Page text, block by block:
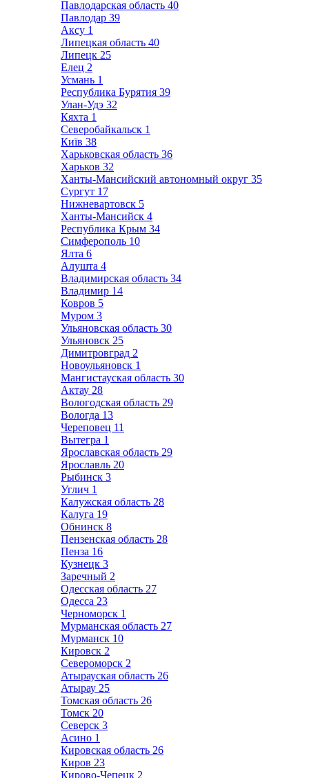
Павлодарская область 40
Павлодар 39
Аксу 1
Липецкая область 40
Липецк 25
Елец 2
Усмань 1
Республика Бурятия 39
Улан-Удэ 32
Кяхта 1
Северобайкальск 1
Київ 38
Харьковская область 36
Харьков 32
Ханты-Мансийский автономный округ 35
Сургут 17
Нижневартовск 5
Ханты-Мансийск 4
Республика Крым 34
Симферополь 10
Ялта 6
Алушта 4
Владимирская область 34
Владимир 14
Ковров 5
Муром 3
Ульяновская область 30
Ульяновск 25
Димитровград 2
Новоульяновск 1
Мангистауская область 30
Актау 28
Вологодская область 29
Вологда 13
Череповец 11
Вытегра 1
Ярославская область 29
Ярославль 20
Рыбинск 3
Углич 1
Калужская область 28
Калуга 19
Обнинск 8
Пензенская область 28
Пенза 16
Кузнецк 3
Заречный 2
Одесская область 27
Одесса 23
Черноморск 1
Мурманская область 27
Мурманск 10
Кировск 2
Североморск 2
Атырауская область 26
Атырау 25
Томская область 26
Томск 20
Северск 3
Асино 1
Кировская область 26
Киров 23
Кирово-Чепецк 2